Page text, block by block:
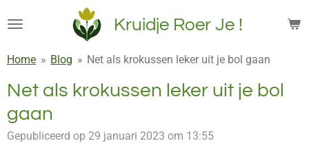
direct
de
hoofdinhoud
Kruidje Roer Je !
Home » Blog » Net als krokussen leker uit je bol gaan
Net als krokussen leker uit je bol
gaan
Gepubliceerd op 29 januari 2023 om 13:55